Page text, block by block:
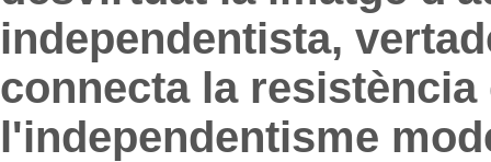
independentista,
connecta la
l'independentisme